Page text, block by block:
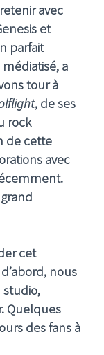
avec
et
parfait
a
tour à
, de ses
rock
de cette
avec
cet
nous
Quelques
des fans à